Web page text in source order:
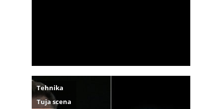
Tehnika
Tuja scena